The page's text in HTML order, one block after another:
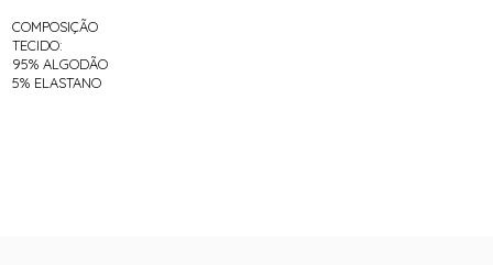
COMPOSIÇÃO
TECIDO:
95% ALGODÃO
5% ELASTANO